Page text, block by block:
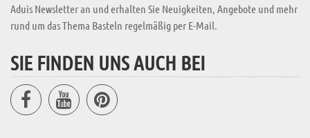
Aduis Newsletter an und erhalten Sie Neuigkeiten, Angebote und mehr
rund um das Thema Basteln regelmäßig per E-Mail.
SIE FINDEN UNS AUCH BEI